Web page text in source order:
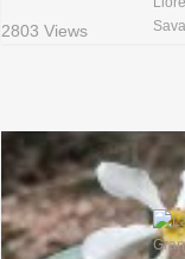
2803 Views